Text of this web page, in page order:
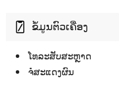
ຂໍ້ມູນຕົວເຄື່ອງ
ໂທລະສັບສະຫຼາດ
ຈໍໍສະແດງຜົນ